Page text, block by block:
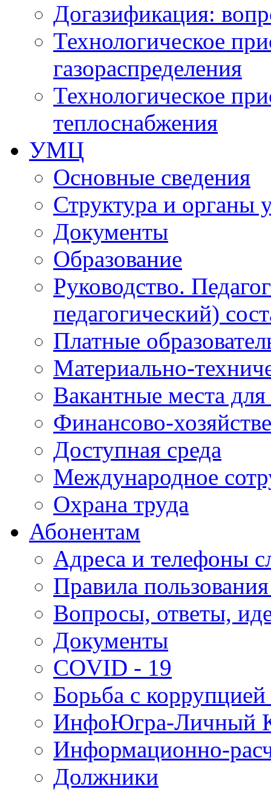
Догазификация:
Технологическое
газораспределения
Технологическое
теплоснабжения
УМЦ
Основные сведения
Структура и органы
Документы
Образование
Руководство.
педагогический)
Платные
Материально-
Вакантные места
Финансово-
Доступная среда
Международное
Охрана труда
Абонентам
Адреса и телефоны
Правила
Вопросы, ответы,
Документы
COVID - 19
Борьба с
ИнфоЮгра-Личный
Информационно-
Должники